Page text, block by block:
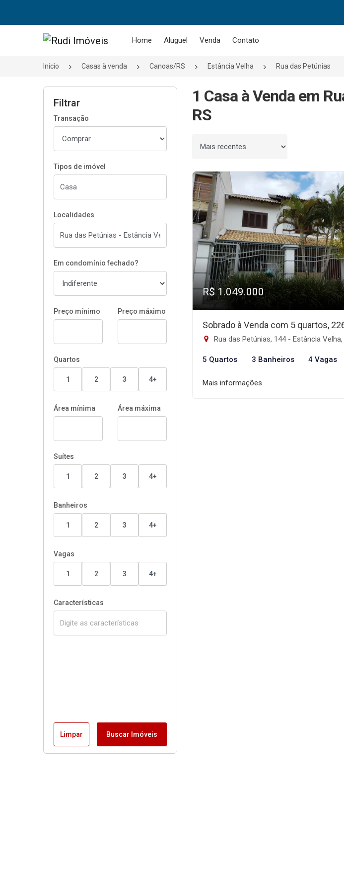
Página inicial Home Aluguel Venda Contato
Início Casas à venda Canoas/RS Estância Velha Rua das Petúnias
Filtrar
Transação
Tipos de imóvel
Localidades
Em condomínio fechado?
Preço mínimo Preço máximo
Quartos
1 2 3 4+
Área mínima Área máxima
Suítes
1 2 3 4+
Banheiros
1 2 3 4+
Vagas
1 2 3 4+
Características
Limpar Buscar Imóveis
1 Casa à Venda em
RS
Ordenar por
R$ 1.049.000
Sobrado à Venda com 5 quartos,
Rua das Petúnias, 144 - Estância
5 Quartos 3 Banheiros 4 Vagas
Mais informações